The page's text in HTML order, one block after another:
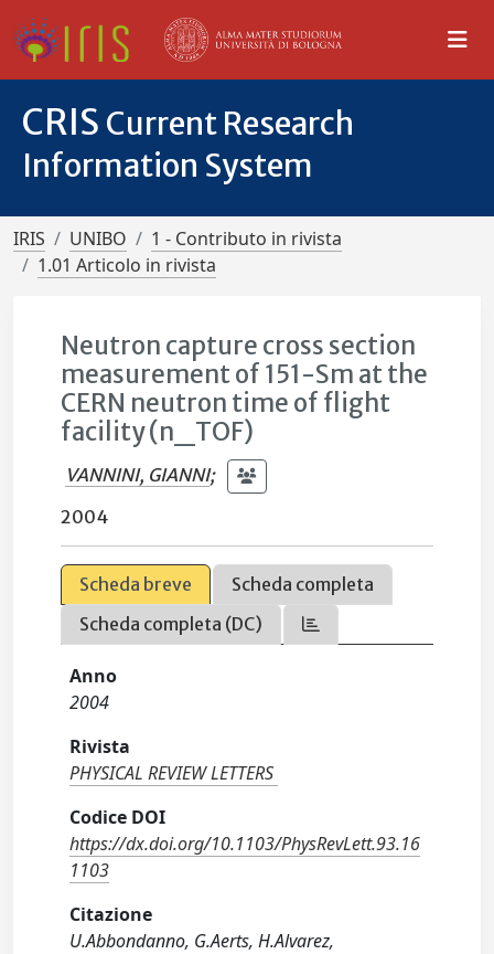
CRIS Current Research
Information System
IRIS UNIBO
1 - Contributo in rivista
1.01 Articolo in rivista
Neutron capture cross section
measurement of 151-Sm at the
CERN neutron time of flight
facility (n_TOF)
VANNINI, GIANNI;
2004
Scheda breve
Scheda completa
Scheda completa (DC)
Anno
2004
Rivista
PHYSICAL REVIEW LETTERS
Codice DOI
https://dx.doi.org/10.1103/PhysRevLett.93.16
1103
Citazione
U.Abbondanno, G.Aerts, H.Alvarez,